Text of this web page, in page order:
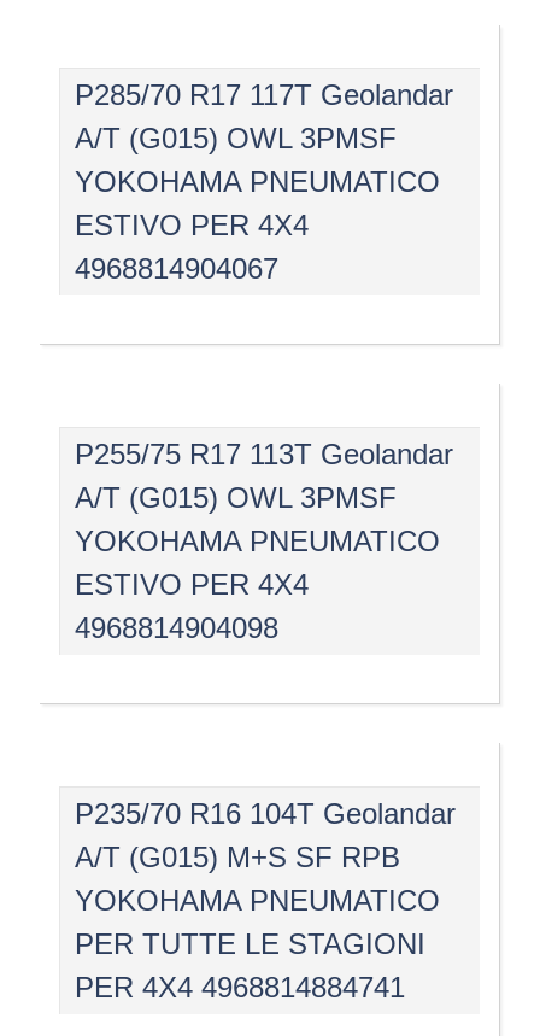
P285/70 R17 117T Geolandar
A/T (G015) OWL 3PMSF
YOKOHAMA PNEUMATICO
ESTIVO PER 4X4
4968814904067
P255/75 R17 113T Geolandar
A/T (G015) OWL 3PMSF
YOKOHAMA PNEUMATICO
ESTIVO PER 4X4
4968814904098
P235/70 R16 104T Geolandar
A/T (G015) M+S SF RPB
YOKOHAMA PNEUMATICO
PER TUTTE LE STAGIONI
PER 4X4 4968814884741